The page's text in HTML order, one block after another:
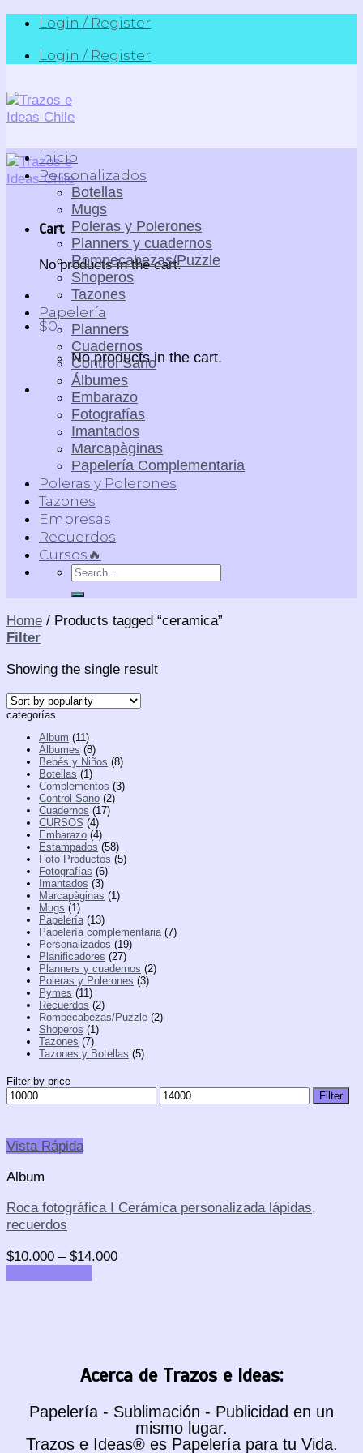
Skip
content
Login / Register
Login / Register
Cart
No products in the cart.
$0
No products in the cart.
Inicio
Personalizados
Botellas
Mugs
Poleras y Polerones
Planners y cuadernos
Rompecabezas/Puzzle
Shoperos
Tazones
Papelería
Planners
Cuadernos
Control Sano
Álbumes
Embarazo
Fotografías
Imantados
Marcapàginas
Papelería Complementaria
Poleras y Polerones
Tazones
Empresas
Recuerdos
Cursos🔥
Search
for:
Home / Products tagged “ceramica”
Filter
Showing the single result
categorías
Album (11)
Álbumes (8)
Bebés y Niños (8)
Botellas (1)
Complementos (3)
Control Sano (2)
Cuadernos (17)
CURSOS (4)
Embarazo (4)
Estampados (58)
Foto Productos (5)
Fotografías (6)
Imantados (3)
Marcapàginas (1)
Mugs (1)
Papelería (13)
Papelerìa complementaria (7)
Personalizados (19)
Planificadores (27)
Planners y cuadernos (2)
Poleras y Polerones (3)
Pymes (11)
Recuerdos (2)
Rompecabezas/Puzzle (2)
Shoperos (1)
Tazones (7)
Tazones y Botellas (5)
Filter by price
Filter
Vista Rápida
Album
Roca fotográfica I Cerámica personalizada lápidas,
recuerdos
$10.000 – $14.000
Acerca de Trazos e Ideas:
Papelería - Sublimación - Publicidad en un
mismo lugar.
Trazos e Ideas® es Papelería para tu Vida.